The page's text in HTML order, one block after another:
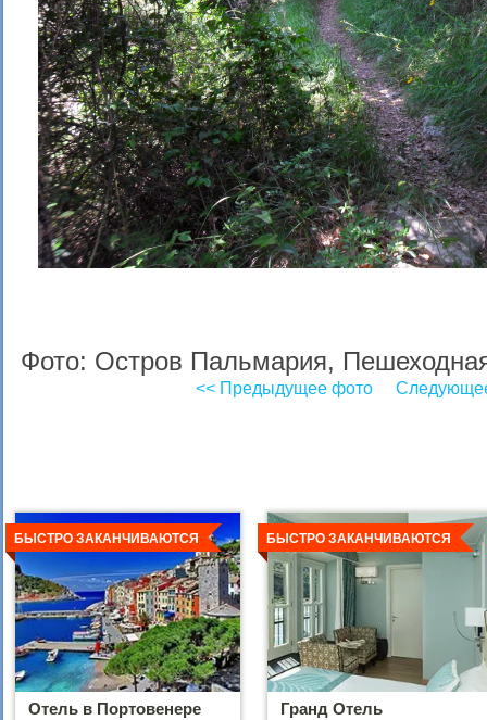
Фото: Остров Пальмария,
<< Предыдущее фото
Отель в Портовенере
БЫСТРО ЗАКАНЧИВАЮТСЯ
Детальнее
Гранд Отель
БЫСТРО ЗАКАНЧИВАЮТСЯ
Детальнее